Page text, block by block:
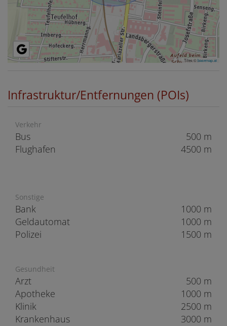
Tiles ©basemap.at
Infrastruktur/Entfernungen (POIs)
Verkehr
Bus
500 m
Flughafen
4500 m
Sonstige
Bank
1000 m
Geldautomat
1000 m
Polizei
1500 m
Gesundheit
Arzt
500 m
Apotheke
1000 m
Klinik
2500 m
Krankenhaus
3000 m